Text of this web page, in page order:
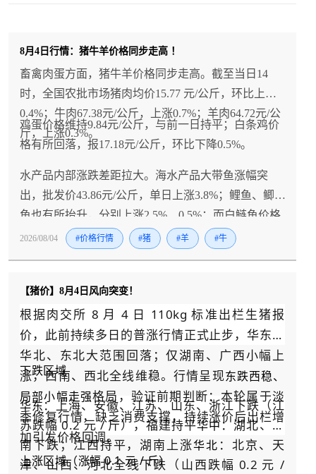
8月4日行情：猪牛羊价格同步走高 ！
畜禽肉蛋方面，猪牛羊价格同步走高。截至当日14
时，全国农批市场猪肉均价15.77 元/公斤，环比上涨
0.4%；牛肉67.38元/公斤，上涨0.7%；羊肉64.72元/公
斤，上涨0.3%。
鸡蛋价格维持9.84元/公斤，与前一日持平；白条鸡价
格有所回落，报17.18元/公斤，环比下降0.5%。
水产品内部涨跌差距拉大。海水产品大带鱼涨幅突
出，批发价43.86元/公斤，单日上涨3.8%；鲤鱼、鲫
鱼也有所抬升，分别上涨2.5%、0.5%；而白鲢鱼价格
走弱，环比下降3.2%。
2026/08/04 #价格行情 #猪 #羊 #牛
【猪价】8月4日风向突变！
根据肉交所 8 月 4 日 110kg 标准出栏生猪报
价，此前持续多日的普涨行情正式止步，华东、
华北、东北大范围回落；仅湖南、广西小幅上
涨，西南、西北全线维稳。行情呈现东跌西稳、
局部小幅走强格局，验证前期判断：本轮属于淡
季修复行情，缺乏消费支撑，持续涨价后出栏增
加引发价格回调。
下跌区域
华东：上海、安徽、江苏、山东、浙江下跌（江
苏跌幅 0.2 元 / 斤），福建持平华中：湖北、河
南下跌；江西持平，湖南上涨华北 ：北京、天
津、山西、河北全线下跌（山西跌幅 0.2 元 /
上涨区域（涨幅 0.1 元 / 斤）